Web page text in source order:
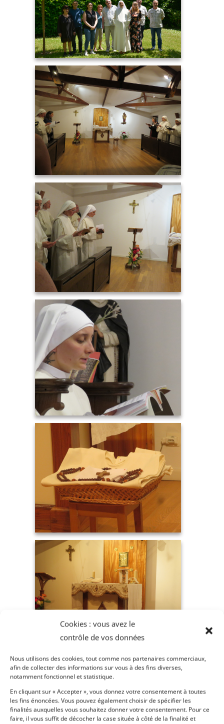
Cookies : vous avez le
contrôle de vos données
Nous utilisons des cookies, tout comme nos partenaires commerciaux,
afin de collecter des informations sur vous à des fins diverses,
notamment fonctionnel et statistique.
En cliquant sur « Accepter », vous donnez votre consentement à toutes
les fins énoncées. Vous pouvez également choisir de spécifier les
finalités auxquelles vous souhaitez donner votre consentement. Pour ce
faire, il vous suffit de décocher la case située à côté de la finalité et